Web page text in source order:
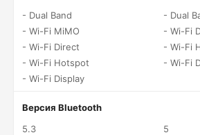
- Dual Band
- Wi-Fi MiMO
- Wi-Fi Direct
- Wi-Fi Hotspot
- Wi-Fi Display
- Dual
- Wi-Fi
- Wi-Fi
- Wi-Fi
Версия Bluetooth
5.3
5